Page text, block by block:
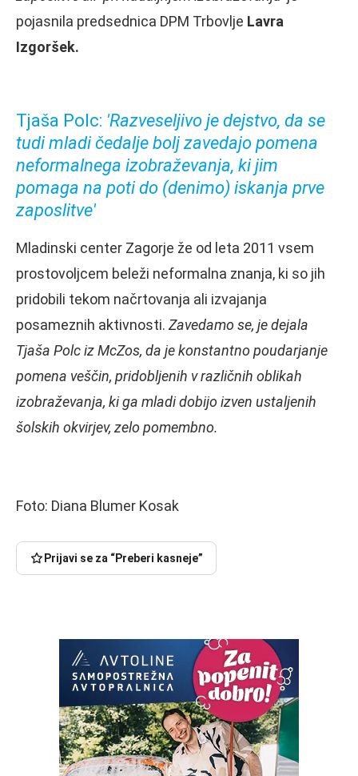
pojasnila predsednica DPM Trbovlje Lavra
Izgoršek.
Tjaša Polc: 'Razveseljivo je dejstvo, da se
tudi mladi čedalje bolj zavedajo pomena
neformalnega izobraževanja, ki jim
pomaga na poti do (denimo) iskanja prve
zaposlitve'
Mladinski center Zagorje že od leta 2011 vsem
prostovoljcem beleži neformalna znanja, ki so jih
pridobili tekom načrtovanja ali izvajanja
posameznih aktivnosti. Zavedamo se, je dejala
Tjaša Polc iz McZos, da je konstantno poudarjanje
pomena veščin, pridobljenih v različnih oblikah
izobraževanja, ki ga mladi dobijo izven ustaljenih
šolskih okvirjev, zelo pomembno.
Foto: Diana Blumer Kosak
Prijavi se za “Preberi kasneje”